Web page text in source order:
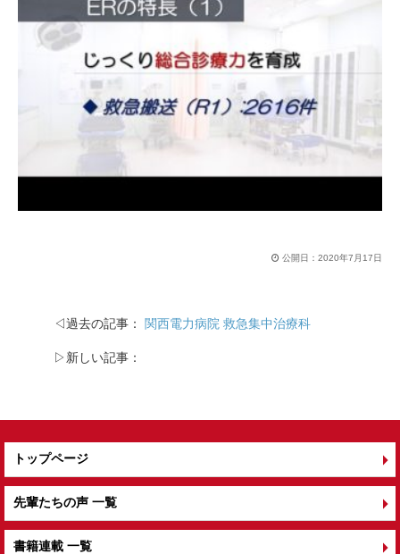
公開日： 2020年7月17日
◁過去の記事： 関西電力病院 救急集中治療科
▷新しい記事：
トップページ
先輩たちの声 一覧
書籍連載 一覧